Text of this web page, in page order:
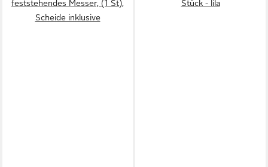
feststehendes Messer, (1 St),
Scheide inklusive
Stück - lila